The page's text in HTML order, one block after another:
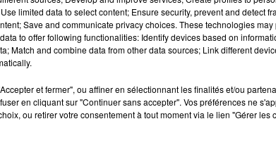
limited data to select content; Ensure security, prevent and detect
Save and communicate privacy choices. These technologies
to offer following functionalities: Identify devices based on
Match and combine data from other data sources; Link different
et fermer", ou affiner en sélectionnant les finalités et/ou
en cliquant sur "Continuer sans accepter". Vos préférences ne
ou retirer votre consentement à tout moment via le lien "Gérer les